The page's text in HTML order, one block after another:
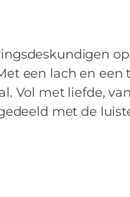
een lach en een
Vol met liefde,
met de